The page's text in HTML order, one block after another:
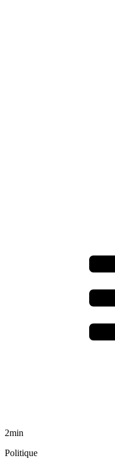
2min
Politique